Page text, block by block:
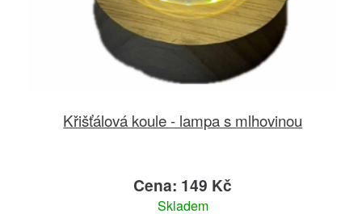
Křišťálová koule - lampa s mlhovinou
Cena: 149 Kč
Skladem